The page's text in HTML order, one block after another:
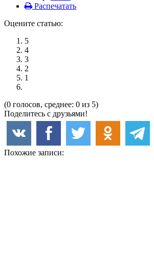
Распечатать
Оцените статью:
5
4
3
2
1
(0 голосов, среднее: 0 из 5)
Поделитесь с друзьями!
Похожие записи: